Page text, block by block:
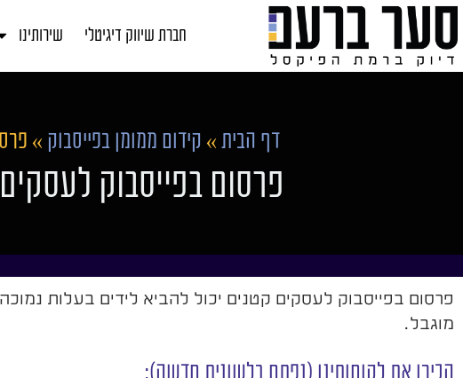
חברת שיווק דיגיטלי שירותינו
דף הבית » קידום ממומן בפייסבוק »
פרסום בפייסבוק
פרסום בפייסבוק לעסקים קטנים יכול להביא לידים בעלות
מוגבל.
הכירו את לקוחותינו (נפתח בלשונית חדשה):